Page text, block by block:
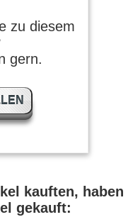
zu diesem
gern.
kauften, haben
gekauft: